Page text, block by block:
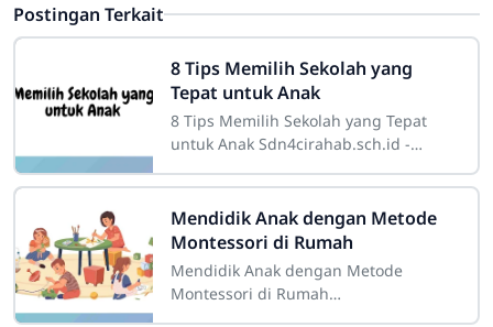
Postingan Terkait
8 Tips Memilih Sekolah yang
Tepat untuk Anak
8 Tips Memilih Sekolah yang Tepat
untuk Anak Sdn4cirahab.sch.id -
anak merupakan keputusan penting
yang akan
Mendidik Anak dengan Metode
Montessori di Rumah
Mendidik Anak dengan Metode
Montessori di Rumah